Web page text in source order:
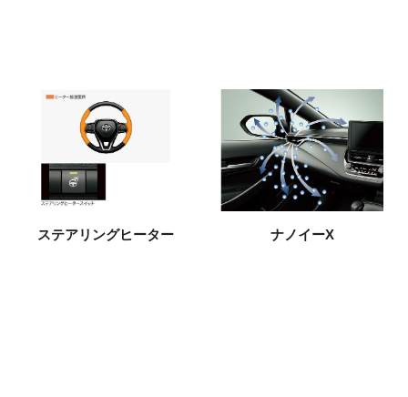
ステアリングヒーター ナノイーX